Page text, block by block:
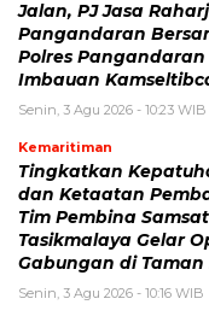
Jalan, PJ Jasa
Pangandaran
Polres
Imbauan
Senin, 3 Agu 2026 - 10:23 WIB
Kemaritiman
Tingkatkan
dan Ketaatan
Tim Pembina
Tasikmalaya Gelar
Gabungan di Taman
Senin, 3 Agu 2026 - 10:16 WIB